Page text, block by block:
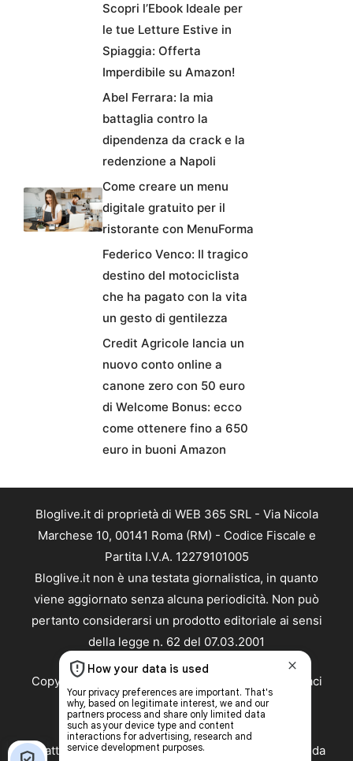
Scopri l’Ebook Ideale per
le tue Letture Estive in
Spiaggia: Offerta
Imperdibile su Amazon!
Abel Ferrara: la mia
battaglia contro la
dipendenza da crack e la
redenzione a Napoli
Come creare un menu
digitale gratuito per il
ristorante con MenuForma
Federico Venco: Il tragico
destino del motociclista
che ha pagato con la vita
un gesto di gentilezza
Credit Agricole lancia un
nuovo conto online a
canone zero con 50 euro
di Welcome Bonus: ecco
come ottenere fino a 650
euro in buoni Amazon
Bloglive.it di proprietà di WEB 365 SRL - Via Nicola
Marchese 10, 00141 Roma (RM) - Codice Fiscale e
Partita I.V.A. 12279101005
Bloglive.it non è una testata giornalistica, in quanto
viene aggiornato senza alcuna periodicità. Non può
pertanto considerarsi un prodotto editoriale ai sensi
della legge n. 62 del 07.03.2001
Copyright ©2026 - Tutti i diritti riservati - Contattaci
Le attività pubblicitarie su questo sito sono gestite da